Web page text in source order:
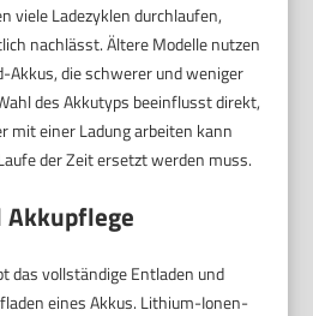
viele Ladezyklen durchlaufen,
nachlässt. Ältere Modelle nutzen
Akkus, die schwerer und weniger
des Akkutyps beeinflusst direkt,
mit einer Ladung arbeiten kann
der Zeit ersetzt werden muss.
Akkupflege
das vollständige Entladen und
eines Akkus. Lithium-Ionen-